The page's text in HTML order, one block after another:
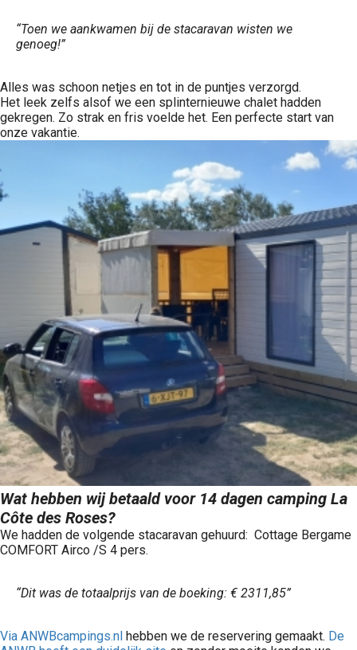
“Toen we aankwamen bij de stacaravan wisten we
genoeg!”
Alles was schoon netjes en tot in de puntjes verzorgd.
Het leek zelfs alsof we een splinternieuwe chalet hadden
gekregen. Zo strak en fris voelde het. Een perfecte start van
onze vakantie.
Wat hebben wij betaald voor 14 dagen camping La
Côte des Roses?
We hadden de volgende stacaravan gehuurd: Cottage Bergame
COMFORT Airco /S 4 pers.
“Dit was de totaalprijs van de boeking: € 2311,85”
Via ANWBcampings.nl hebben we de reservering gemaakt. De